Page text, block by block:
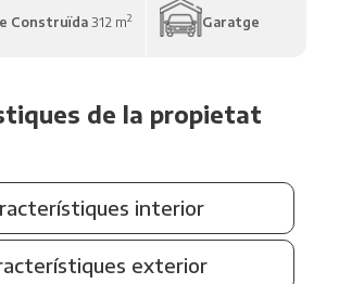
Construïda 312 m2 Garatge
de la propietat
interior
exterior